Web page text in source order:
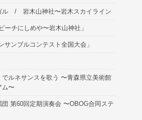
ル / 岩木山神社〜岩木スカイライン
ーチにしめや〜岩木山神社」
サンブルコンテスト全国大会」
でルネサンスを歌う 〜青森県立美術館
ム〜
第60回定期演奏会 〜OBOG合同ステ